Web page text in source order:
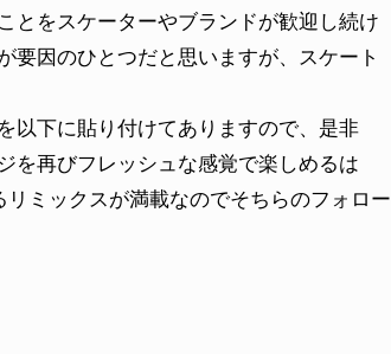
とをスケーターやブランドが歓迎し続け
要因のひとつだと思いますが、スケート
以下に貼り付けてありますので、是非
を再びフレッシュな感覚で楽しめるは
リミックスが満載なのでそちらのフォロー